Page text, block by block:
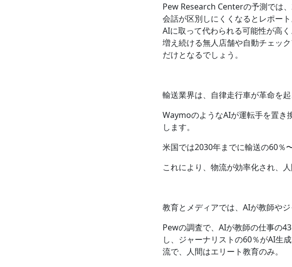
Pew Research Centerの予測では
会話が区別しにくくなるとレポー
AIに取って代わられる可能性が高
増え続ける無人店舗や自動チェッ
だけとなるでしょう。
輸送業界は、自律走行車が革命を起
WaymoのようなAIが運転手を置き
します。
米国では2030年までに輸送の60％
これにより、物流が効率化され、
教育とメディアでは、AIが教師やジ
Pewの調査で、AIが教師の仕事の
し、ジャーナリストの60％がAI生
流で、人間はエリート教育のみ。